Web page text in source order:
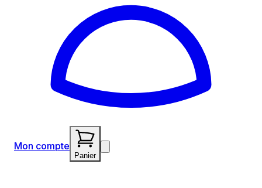
Mon compte
Panier